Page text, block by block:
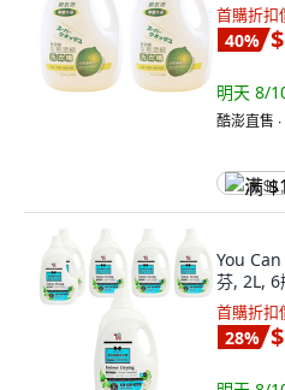
首購折扣
40%
明天 8/
酷澎直售
满
You
芬, 2L, 6
首購折扣
28%